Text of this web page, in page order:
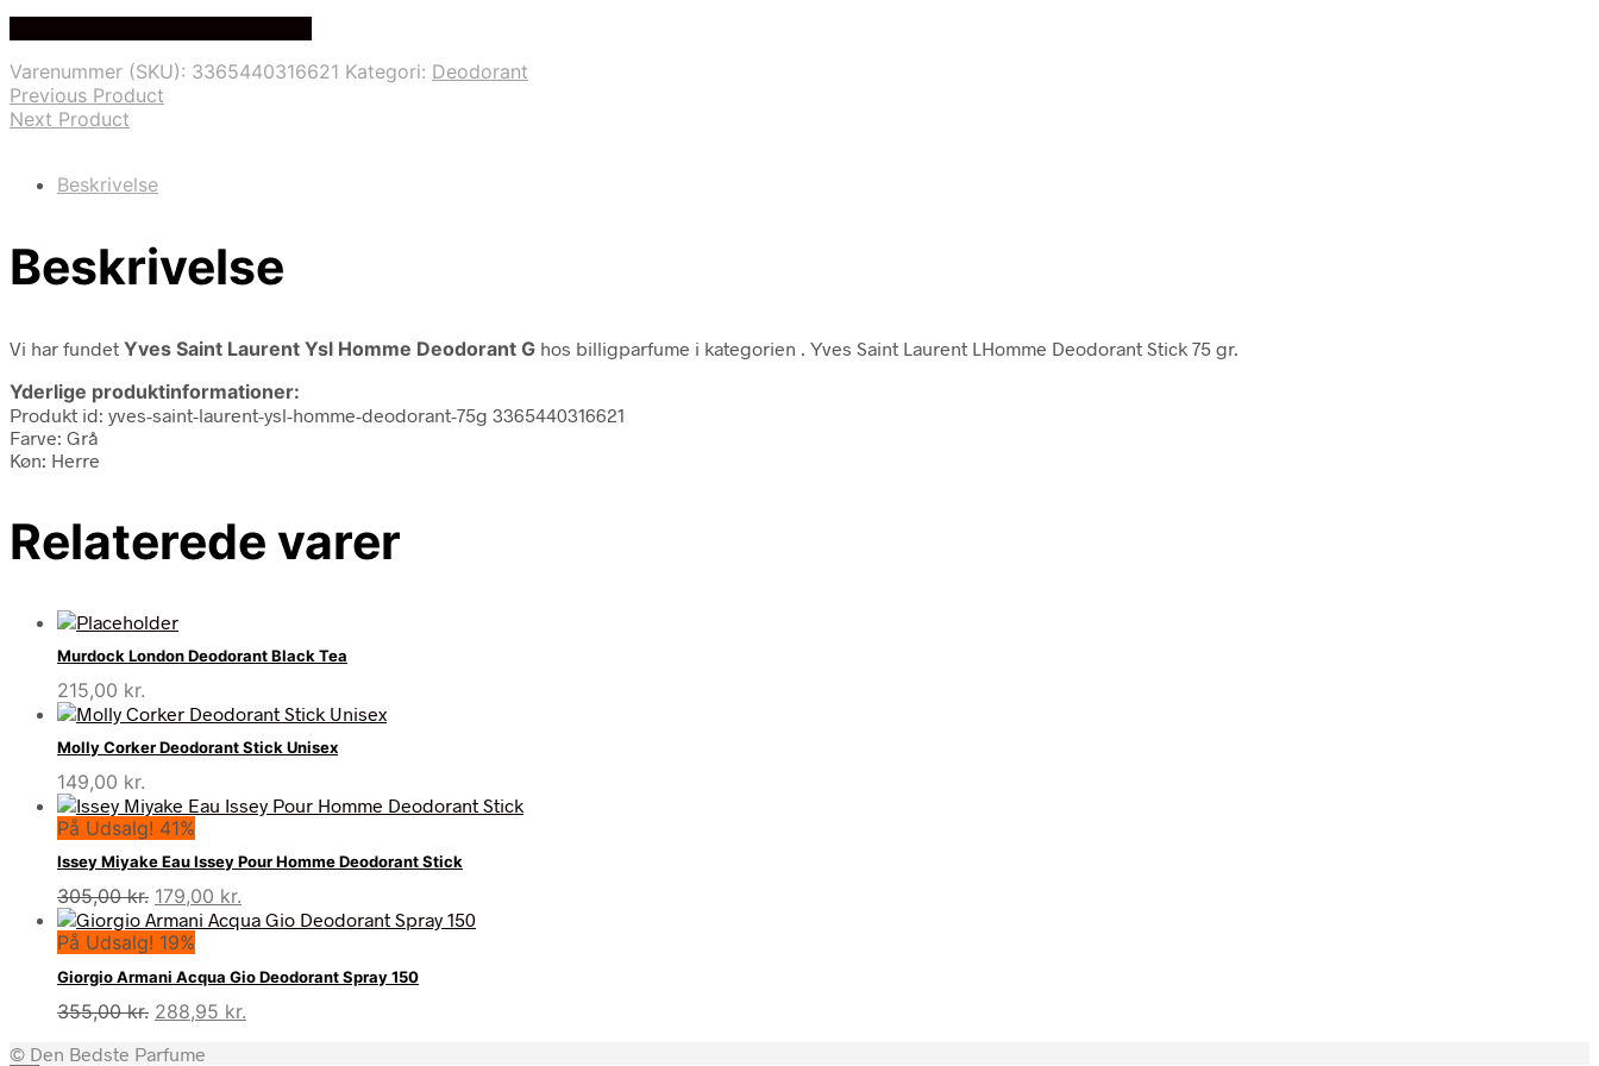
385,00 kr..274,95 kr..
Varenummer (SKU): 3365440316621 Kategori: Deodorant
Previous Product
Next Product
Beskrivelse
Beskrivelse
Vi har fundet Yves Saint Laurent Ysl Homme Deodorant G hos billigparfume i kategorien . Yves Saint Laurent LHomme Deodorant Stick 75 gr.
Yderlige produktinformationer:
Produkt id: yves-saint-laurent-ysl-homme-deodorant-75g 3365440316621
Farve: Grå
Køn: Herre
Relaterede varer
Murdock London Deodorant Black Tea
215,00 kr.
Molly Corker Deodorant Stick Unisex
149,00 kr.
På Udsalg! 41%
Issey Miyake Eau Issey Pour Homme Deodorant Stick
305,00kr. Den
oprindelige
pris
var:
305,00 kr..
179,00 kr.
aktuelle
er:
179,00 kr..
På Udsalg! 19%
Giorgio Armani Acqua Gio Deodorant Spray 150
355,00kr. Den
pris
288,95 kr.
© Den Bedste Parfume